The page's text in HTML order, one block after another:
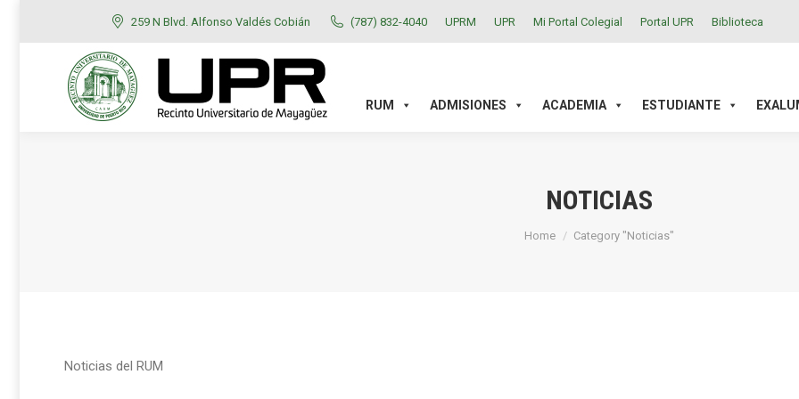
259 N Blvd. Alfonso Valdés Cobián (787) 832-4040 UPRM UPR Mi Portal Colegial Portal UPR Biblioteca
RUM ADMISIONES ACADEMIA ESTUDIANTE
NOTICIAS
You are here:
Home Category "Noticias"
Noticias del RUM
RUM ADMISIONES